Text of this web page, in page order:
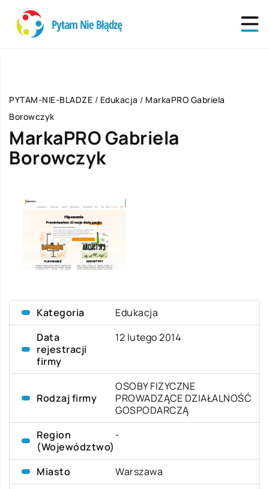
PYTAM-NIE-BLADZE / Edukacja / MarkaPRO Gabriela
Borowczyk
MarkaPRO Gabriela
Borowczyk
Kategoria
Edukacja
Data
rejestracji
firmy
12 lutego 2014
Rodzaj firmy
OSOBY FIZYCZNE
PROWADZĄCE DZIAŁALNOŚĆ
GOSPODARCZĄ
Region
(Województwo)
-
Miasto Warszawa